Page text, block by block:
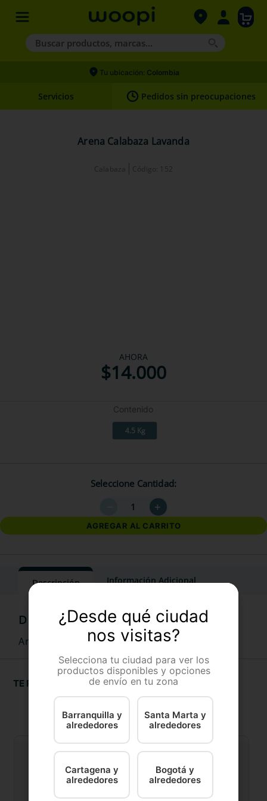
Buscar productos, marcas...
Términos más buscados
2.
hills
Tu ubicación: Colombia
Servicios Pedidos sin preocupaciones
Arena Calabaza Lavanda
Calabaza Código: 152
AHORA
$14.000
Contenido
4.5 Kg
Seleccione Cantidad
＋
AGREGAR AL CARRITO
Descripción Información Adicional
Arena Calabaza Pets Bentonita, aroma lavanda.
TE RECOMENDAMOS
¿Desde qué ciudad
nos visitas?
Selecciona tu ciudad para ver los
productos disponibles y opciones
de envío en tu zona
Barranquilla y
alrededores
Santa Marta y
alrededores
Cartagena y
alrededores
Bogotá y
alrededores